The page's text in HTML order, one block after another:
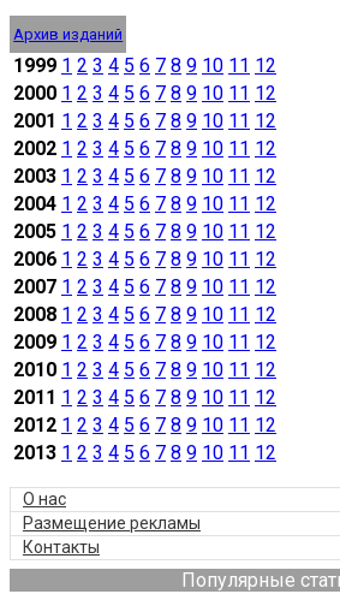
Архив изданий
1999 1 2 3 4 5 6 7 8 9 10 11 12
2000 1 2 3 4 5 6 7 8 9 10 11 12
2001 1 2 3 4 5 6 7 8 9 10 11 12
2002 1 2 3 4 5 6 7 8 9 10 11 12
2003 1 2 3 4 5 6 7 8 9 10 11 12
2004 1 2 3 4 5 6 7 8 9 10 11 12
2005 1 2 3 4 5 6 7 8 9 10 11 12
2006 1 2 3 4 5 6 7 8 9 10 11 12
2007 1 2 3 4 5 6 7 8 9 10 11 12
2008 1 2 3 4 5 6 7 8 9 10 11 12
2009 1 2 3 4 5 6 7 8 9 10 11 12
2010 1 2 3 4 5 6 7 8 9 10 11 12
2011 1 2 3 4 5 6 7 8 9 10 11 12
2012 1 2 3 4 5 6 7 8 9 10 11 12
2013 1 2 3 4 5 6 7 8 9 10 11 12
О нас
Размещение рекламы
Контакты
Популярные